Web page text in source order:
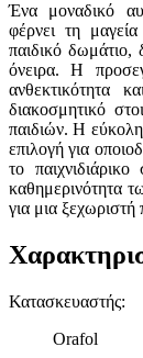
Ένα μοναδικό
φέρνει τη
παιδικό δωμάτιο,
όνειρα. Η
ανθεκτικότητα
διακοσμητικό
παιδιών. Η εύκολη
επιλογή για
το
καθημερινότητα
για μια
Κατασκευαστής:
Orafol